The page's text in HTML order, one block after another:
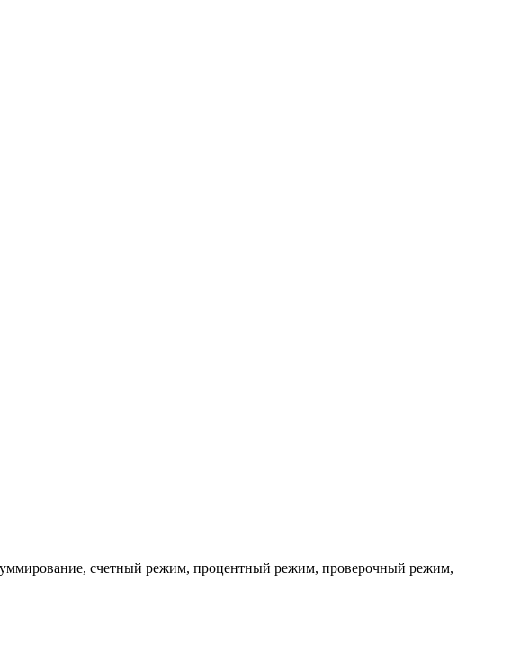
счетный режим, процентный режим, проверочный режим,